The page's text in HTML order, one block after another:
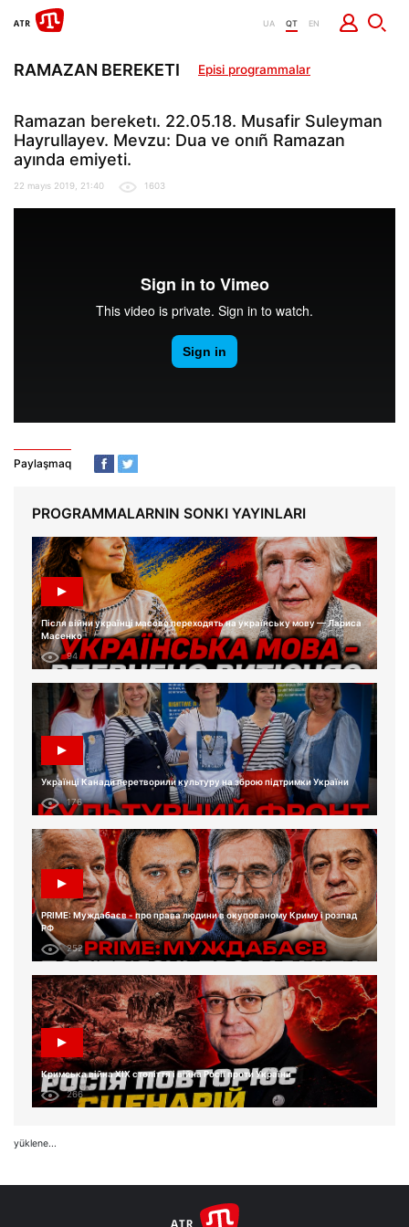
UA QT EN
RAMAZAN BEREKETI Episi programmalar
Ramazan bereketı. 22.05.18. Musafir Suleyman
Hayrullayev. Mevzu: Dua ve onıñ Ramazan
ayında emiyeti.
22 mayıs 2019, 21:40 1603
Paylaşmaq
PROGRAMMALARNIN SONKI YAYINLARI
Після війни українці масово переходять на українську мову — Лариса
Масенко
94
Українці Канади перетворили культуру на зброю підтримки України
176
PRIME: Муждабаєв - про права людини в окупованому Криму і розпад
РФ
252
Кримська війна XIX століття і війна Росії проти України
266
yüklene...